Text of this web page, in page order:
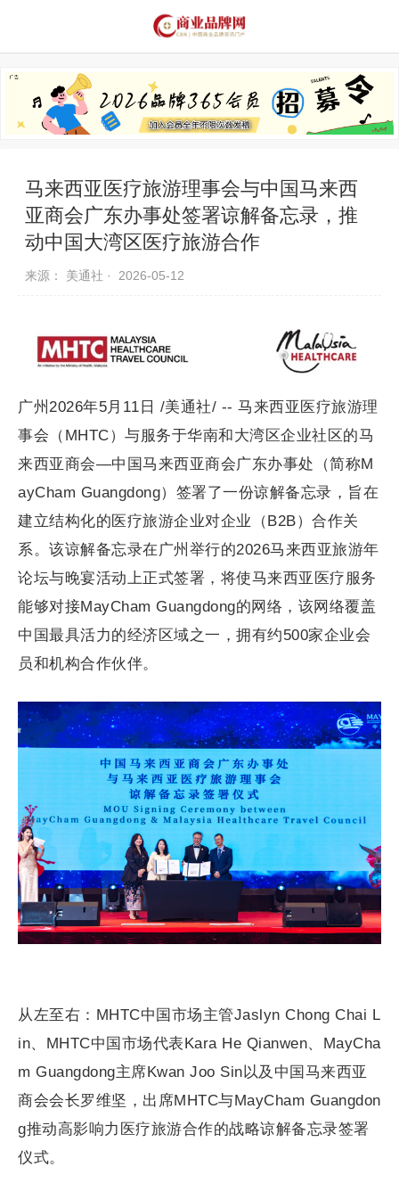
推荐品牌 品牌故事
马来西亚医疗旅游理事会与中国马来西
亚商会广东办事处签署谅解备忘录，推
动中国大湾区医疗旅游合作
来源： 美通社 · 2026-05-12
广州2026年5月11日 /美通社/ -- 马来西亚医疗旅游理
事会（MHTC）与服务于华南和大湾区企业社区的马
来西亚商会—中国马来西亚商会广东办事处（简称M
ayCham Guangdong）签署了一份谅解备忘录，旨在
建立结构化的医疗旅游企业对企业（B2B）合作关
系。该谅解备忘录在广州举行的2026马来西亚旅游年
论坛与晚宴活动上正式签署，将使马来西亚医疗服务
能够对接MayCham Guangdong的网络，该网络覆盖
中国最具活力的经济区域之一，拥有约500家企业会
员和机构合作伙伴。
从左至右：MHTC中国市场主管Jaslyn Chong Chai L
in、MHTC中国市场代表Kara He Qianwen、MayCha
m Guangdong主席Kwan Joo Sin以及中国马来西亚
商会会长罗维坚，出席MHTC与MayCham Guangdon
g推动高影响力医疗旅游合作的战略谅解备忘录签署
仪式。